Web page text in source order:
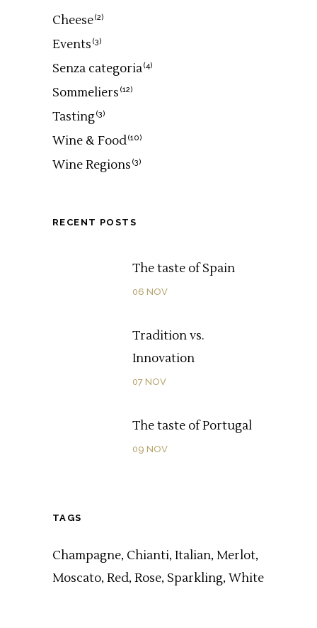
Cheese(2)
Events (3)
Senza categoria(4)
Sommeliers (12)
Tasting(3)
Wine & Food(10)
Wine Regions (3)
RECENT POSTS
The taste of Spain
06 NOV
Tradition vs.
Innovation
07 NOV
The taste of Portugal
09 NOV
TAGS
Champagne Chianti Italian Merlot
Moscato Red Rose Sparkling White